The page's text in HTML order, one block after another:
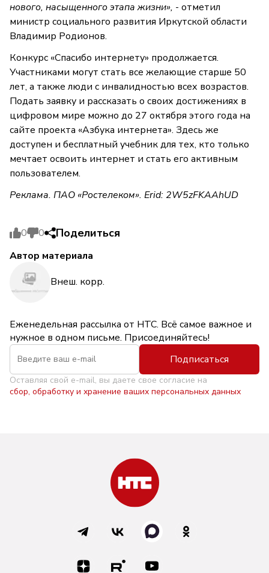
нового, насыщенного этапа жизни», - отметил
министр социального развития Иркутской области
Владимир Родионов.
Конкурс «Спасибо интернету» продолжается.
Участниками могут стать все желающие старше 50
лет, а также люди с инвалидностью всех возрастов.
Подать заявку и рассказать о своих достижениях в
цифровом мире можно до 27 октября этого года на
сайте проекта «Азбука интернета». Здесь же
доступен и бесплатный учебник для тех, кто только
мечтает освоить интернет и стать его активным
пользователем.
Реклама. ПАО «Ростелеком». Erid: 2W5zFKAAhUD
0 0 Поделиться
Автор материала
Внеш. корр.
Еженедельная рассылка от НТС. Всё самое важное и
нужное в одном письме. Присоединяйтесь!
Подписаться
Оставляя свой e-mail, вы даете свое согласие на
сбор, обработку и хранение ваших персональных данных